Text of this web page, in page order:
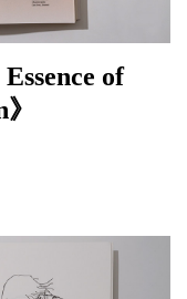
of